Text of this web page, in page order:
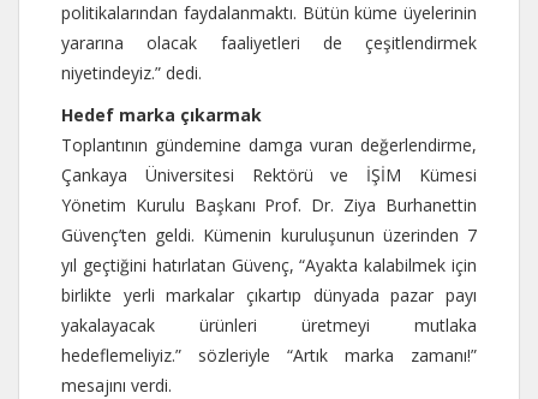
politikalarından faydalanmaktı. Bütün küme üyelerinin
yararına olacak faaliyetleri de çeşitlendirmek
niyetindeyiz.” dedi.
Hedef marka çıkarmak
Toplantının gündemine damga vuran değerlendirme,
Çankaya Üniversitesi Rektörü ve İŞİM Kümesi
Yönetim Kurulu Başkanı Prof. Dr. Ziya Burhanettin
Güvenç’ten geldi. Kümenin kuruluşunun üzerinden 7
yıl geçtiğini hatırlatan Güvenç, “Ayakta kalabilmek için
birlikte yerli markalar çıkartıp dünyada pazar payı
yakalayacak ürünleri üretmeyi mutlaka
hedeflemeliyiz.” sözleriyle “Artık marka zamanı!”
mesajını verdi.